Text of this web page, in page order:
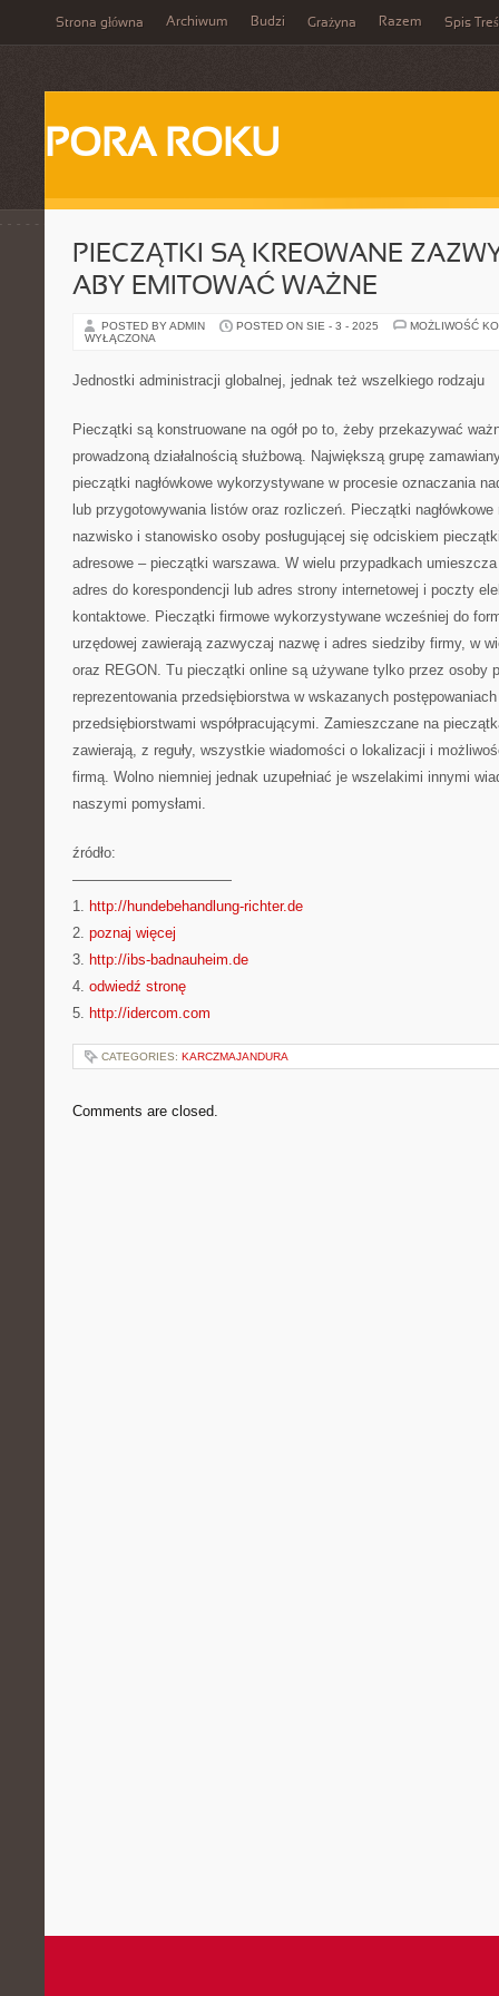
Strona główna Archiwum Budzi Grażyna Razem Spis
PORA ROKU
PIECZĄTKI SĄ KREOWANE
ABY EMITOWAĆ WAŻNE
POSTED BY ADMIN POSTED ON SIE - 3 - 2025
MOŻLIWOŚĆ
WYŁĄCZONA
Jednostki administracji globalnej, jednak też wszelkiego rodzaju
Pieczątki są konstruowane na ogół po to, żeby przekazywać
prowadzoną działalnością służbową. Największą grupę
pieczątki nagłówkowe wykorzystywane w procesie oznaczania
lub przygotowywania listów oraz rozliczeń. Pieczątki
nazwisko i stanowisko osoby posługującej się odciskiem
adresowe – pieczątki warszawa. W wielu przypadkach
adres do korespondencji lub adres strony internetowej i poczty
kontaktowe. Pieczątki firmowe wykorzystywane wcześniej do
urzędowej zawierają zazwyczaj nazwę i adres siedziby firmy, w
oraz REGON. Tu pieczątki online są używane tylko przez osoby
reprezentowania przedsiębiorstwa w wskazanych
przedsiębiorstwami współpracującymi. Zamieszczane na
zawierają, z reguły, wszystkie wiadomości o lokalizacji i
firmą. Wolno niemniej jednak uzupełniać je wszelakimi innymi
naszymi pomysłami.
źródło:
———————————
1. http://hundebehandlung-richter.de
2. poznaj więcej
3. http://ibs-badnauheim.de
4. odwiedź stronę
5. http://idercom.com
CATEGORIES: KARCZMAJANDURA
Comments are closed.